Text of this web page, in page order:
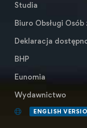
Studia
Biuro Obsługi
Deklaracja
BHP
Eunomia
Wydawnictwo
ENGLISH